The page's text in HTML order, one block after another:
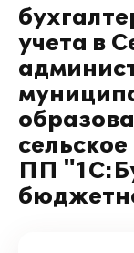
учета в
ПП